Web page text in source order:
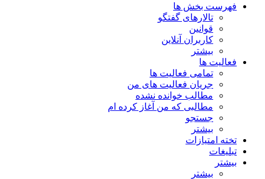
فهرست بخش ها
تالارهای گفتگو
قوانین
کاربران آنلاین
بیشتر
فعالیت ها
تمامی فعالیت ها
جریان فعالیت های من
مطالب خوانده نشده
مطالبی که من آغاز کرده ام
جستجو
بیشتر
تخته امتیازات
تبلیغات
بیشتر
بیشتر